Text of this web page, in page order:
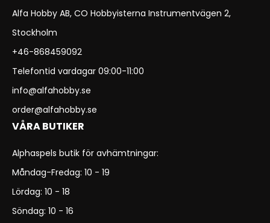
Alfa Hobby AB, CO Hobbyisterna Instrumentvägen 2,
Stockholm
+46-868459092
Telefontid vardagar 09:00-11:00
info@alfahobby.se
order@alfahobby.se
VÅRA BUTIKER
Alphaspels butik för avhämtningar:
Måndag-Fredag: 10 - 19
Lördag: 10 - 18
Söndag: 10 - 16